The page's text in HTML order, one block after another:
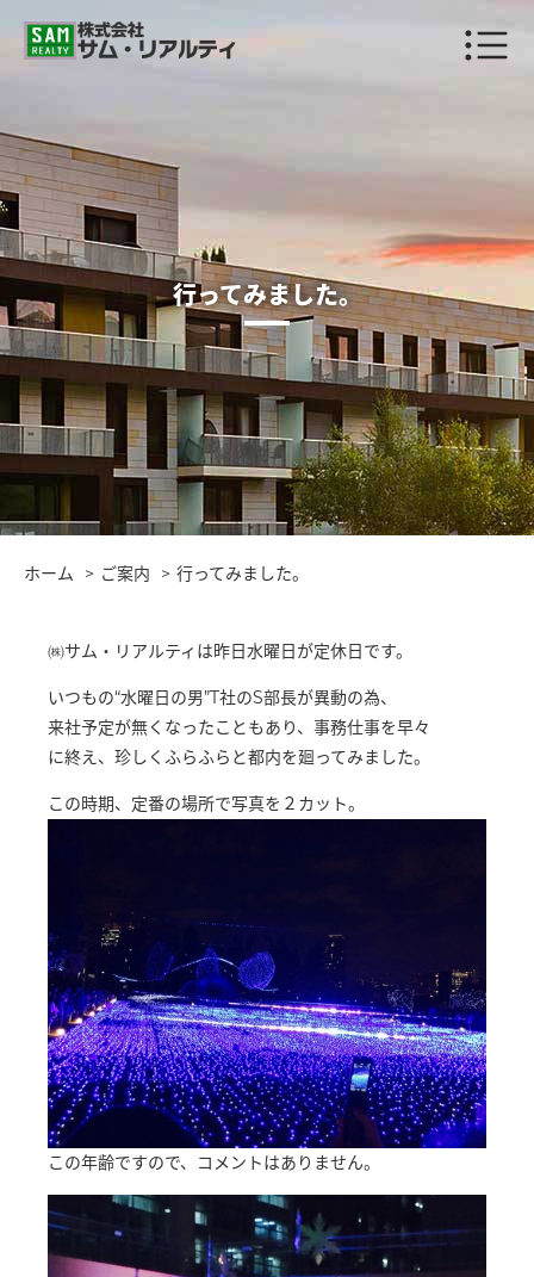
行ってみました。
ホーム ご案内 行ってみました。
㈱サム・リアルティは昨日水曜日が定休日です。
いつもの“水曜日の男”T社のS部長が異動の為、
来社予定が無くなったこともあり、事務仕事を早々
に終え、珍しくふらふらと都内を廻ってみました。
この時期、定番の場所で写真を２カット。
この年齢ですので、コメントはありません。